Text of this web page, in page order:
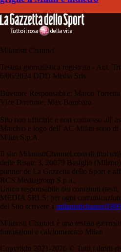
Milanisti Channel
Testata giornalistica registrata - Aut.
6/06/2024 DDD Media Srls
Direttore Responsabile: Marco Torretta
Vice Direttore: Max Bambara.
Sito non ufficiale e non connesso all'
Marchio e logo dell' AC Milan sono di
Milan S.p.A.
Il sito MilanistiChannel.com di
delle Risaie 3, 20079 Basiglio
partner de La Gazzetta dello Sport e
RCS Mediagroup S.p.a..
Unico responsabile dei contenuti
MEDIA SRLS; per ogni
del Sito scrivere a
Milanisti Channel è una testata
formazioni e calciomercato Milan
Copyright 2021-2026 © Tutti i diritti